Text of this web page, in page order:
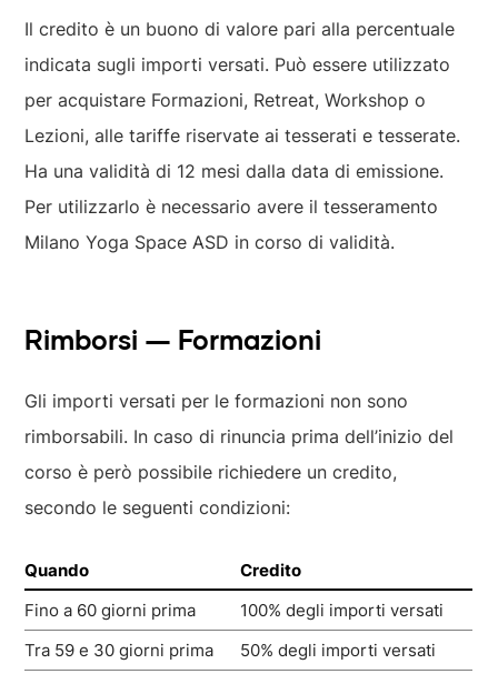
Il credito è un buono di valore pari alla percentuale
indicata sugli importi versati. Può essere utilizzato
per acquistare Formazioni, Retreat, Workshop o
Lezioni, alle tariffe riservate ai tesserati e tesserate.
Ha una validità di 12 mesi dalla data di emissione.
Per utilizzarlo è necessario avere il tesseramento
Milano Yoga Space ASD in corso di validità.
Rimborsi — Formazioni
Gli importi versati per le formazioni non sono
rimborsabili. In caso di rinuncia prima dell’inizio del
corso è però possibile richiedere un credito,
secondo le seguenti condizioni:
Quando
Credito
Fino a 60 giorni prima
100% degli importi versati
Tra 59 e 30 giorni prima
50% degli importi versati